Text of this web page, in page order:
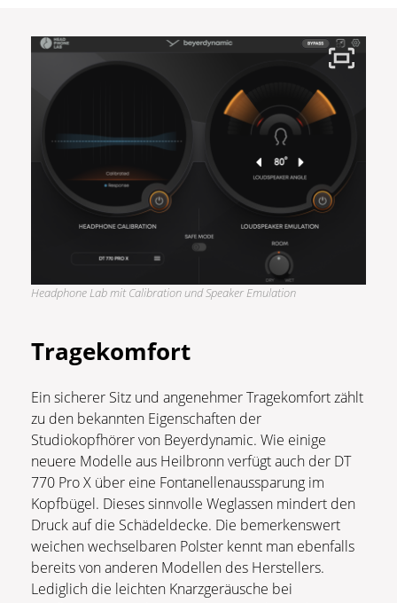
Headphone Lab mit Calibration und Speaker Emulation
Tragekomfort
Ein sicherer Sitz und angenehmer Tragekomfort zählt
zu den bekannten Eigenschaften der
Studiokopfhörer von Beyerdynamic. Wie einige
neuere Modelle aus Heilbronn verfügt auch der DT
770 Pro X über eine Fontanellenaussparung im
Kopfbügel. Dieses sinnvolle Weglassen mindert den
Druck auf die Schädeldecke. Die bemerkenswert
weichen wechselbaren Polster kennt man ebenfalls
bereits von anderen Modellen des Herstellers.
Lediglich die leichten Knarzgeräusche bei